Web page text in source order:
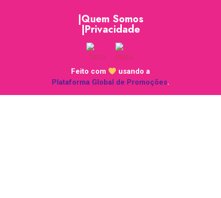
|Quem Somos
|Privacidade
Feito com
usando a
Plataforma Global de Promoções.